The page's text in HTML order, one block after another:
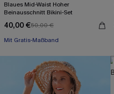
Blaues Mid-Waist Hoher
Beinausschnitt Bikini-Set
40,00 €50,00 €
Mit Gratis-Maßband